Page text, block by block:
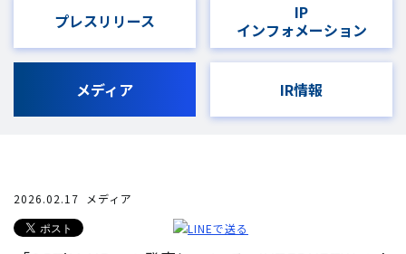
プレスリリース
IP
インフォメーション
メディア IR情報
2026.02.17 メディア